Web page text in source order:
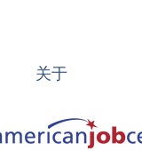
关于